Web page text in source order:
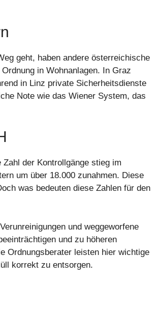
geht, haben andere österreichische
in Wohnanlagen. In Graz
in Linz private Sicherheitsdienste
Note wie das Wiener System, das
der Kontrollgänge stieg im
um über 18.000 zunahmen. Diese
was bedeuten diese Zahlen für den
und weggeworfene
und zu höheren
Ordnungsberater leisten hier wichtige
korrekt zu entsorgen.